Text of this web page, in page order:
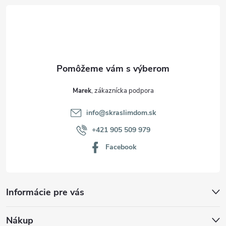
Informácie pre vás
Nákup
Marek
info@skraslimdom.sk
+421 905 509 979
Facebook